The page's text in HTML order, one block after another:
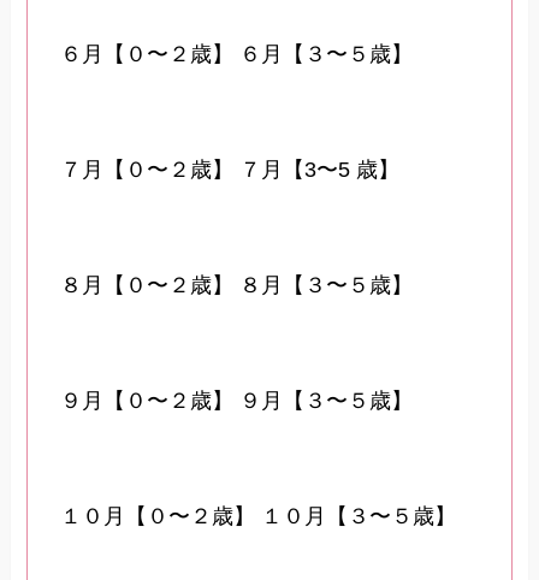
６月【０〜２歳】 ６月【３〜５歳】
７月【０〜２歳】 ７月【3〜5 歳】
８月【０〜２歳】 ８月【３〜５歳】
９月【０〜２歳】 ９月【３〜５歳】
１０月【０〜２歳】 １０月【３〜５歳】